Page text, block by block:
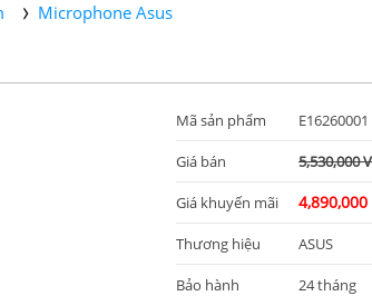
Microphone Asus
Mã sản phẩm E16260001
Giá bán 5,530,000
Giá khuyến mãi
Thương hiệu ASUS
Bảo hành 24 tháng